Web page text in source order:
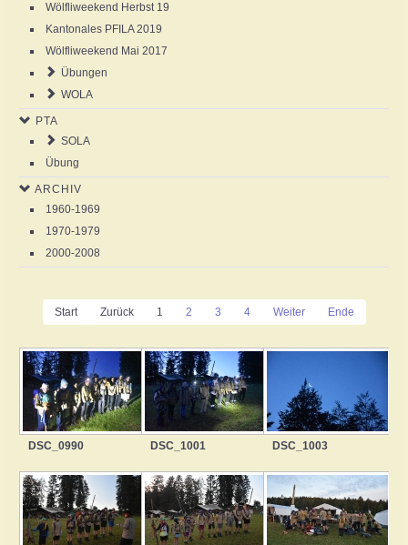
Wölfliweekend Herbst 19
Kantonales PFILA 2019
Wölfliweekend Mai 2017
Übungen
WOLA
PTA
SOLA
Übung
ARCHIV
1960-1969
1970-1979
2000-2008
Start Zurück 1 2 3 4 Weiter Ende
DSC_0990 DSC_1001 DSC_1003